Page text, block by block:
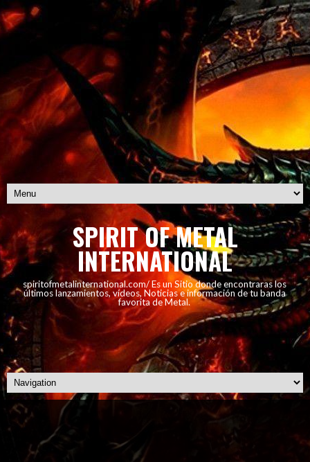
SPIRIT OF METAL
INTERNATIONAL
spiritofmetalinternational.com/ Es un Sitio donde encontraras los
últimos lanzamientos, vídeos, Noticias e información de tu banda
favorita de Metal.